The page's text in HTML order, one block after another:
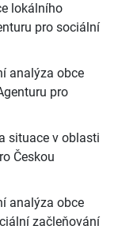
lokálního
pro sociální
analýza obce
pro
situace v oblasti
Českou
analýza obce
začleňování